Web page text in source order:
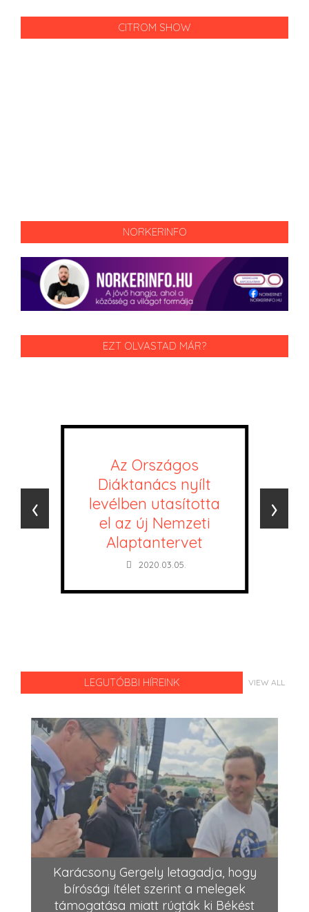
CITROM SHOW
NORKERINFO
EZT OLVASTAD MÁR?
Az Országos
Diáktanács nyílt
levélben utasította
el az új Nemzeti
Alaptantervet
2020.03.05.
‹ ›
LEGUTÓBBI HÍREINK VIEW ALL
Karácsony Gergely letagadja, hogy
bírósági ítélet szerint a melegek
támogatása miatt rúgták ki Békést